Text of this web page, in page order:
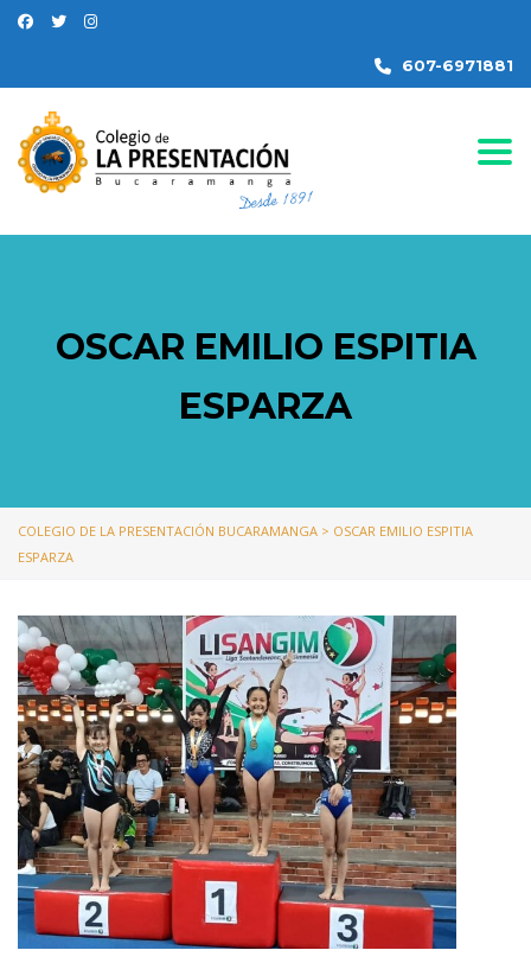
607-6971881
OSCAR EMILIO ESPITIA
ESPARZA
COLEGIO DE LA PRESENTACIÓN BUCARAMANGA > OSCAR EMILIO ESPITIA
ESPARZA